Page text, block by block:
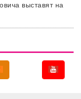
выставят на